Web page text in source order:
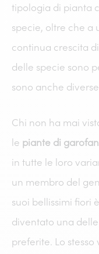
tipologia di pianta
specie, oltre che a
continua crescita
delle specie sono
sono anche
Chi non ha mai
le piante di
in tutte le loro
un membro del
suoi bellissimi fiori
diventato una
preferite. Lo